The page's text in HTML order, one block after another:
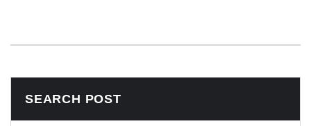
SEARCH POST